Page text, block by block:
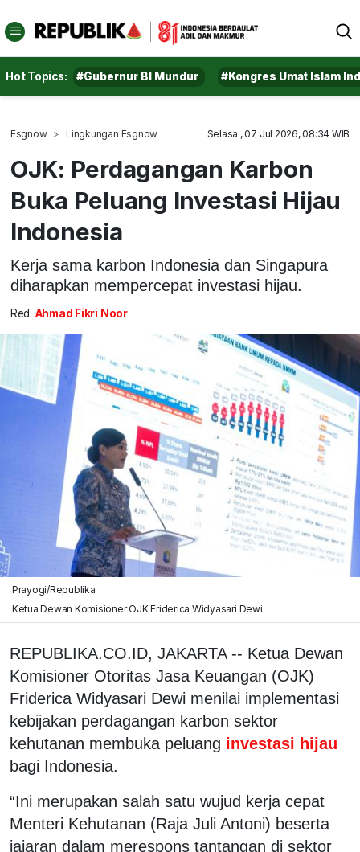
Hot Topics: #Gubernur BI Mundur #Kongres Umat Islam
Esgnow Lingkungan Esgnow Selasa , 07 Jul 2026, 08:34 WIB
OJK: Perdagangan Karbon
Buka Peluang Investasi Hijau
Indonesia
Kerja sama karbon Indonesia dan Singapura
diharapkan mempercepat investasi hijau.
Red: Ahmad Fikri Noor
Prayogi/Republika
Ketua Dewan Komisioner OJK Friderica Widyasari Dewi.
REPUBLIKA.CO.ID, JAKARTA -- Ketua Dewan
Komisioner Otoritas Jasa Keuangan (OJK)
Friderica Widyasari Dewi menilai implementasi
kebijakan perdagangan karbon sektor
kehutanan membuka peluang investasi hijau
bagi Indonesia.
“Ini merupakan salah satu wujud kerja cepat
Menteri Kehutanan (Raja Juli Antoni) beserta
jajaran dalam merespons tantangan di sektor